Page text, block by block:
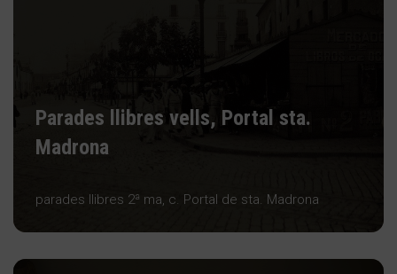
Parades llibres vells, Portal sta.
Madrona
parades llibres 2ª ma, c. Portal de sta. Madrona